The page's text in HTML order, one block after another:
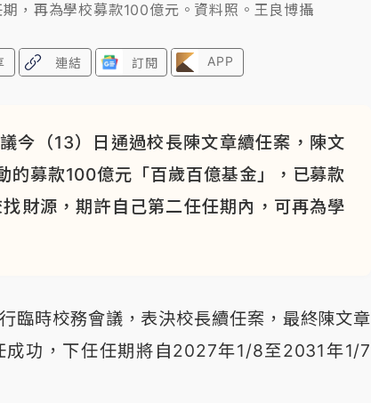
，再為學校募款100億元。資料照。王良博攝
連結 訂閱 APP
今（13）日通過校長陳文章續任案，陳文
的募款100億元「百歲百億基金」，已募款
財源，期許自己第二任任期內，可再為學
臨時校務會議，表決校長續任案，最終陳文章
功，下任任期將自2027年1/8至2031年1/7